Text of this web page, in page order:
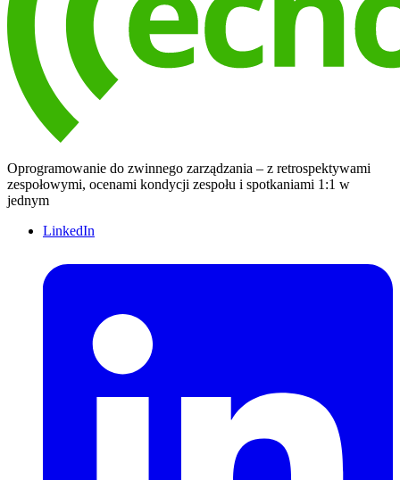
Oprogramowanie do zwinnego zarządzania – z retrospektywami
zespołowymi, ocenami kondycji zespołu i spotkaniami 1:1 w
jednym
LinkedIn